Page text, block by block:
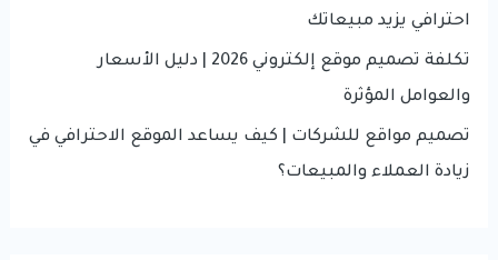
احترافي يزيد مبيعاتك
تكلفة تصميم موقع إلكتروني 2026 | دليل الأسعار
والعوامل المؤثرة
تصميم مواقع للشركات | كيف يساعد الموقع الاحترافي في
زيادة العملاء والمبيعات؟